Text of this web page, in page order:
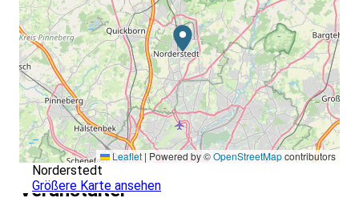
Leaflet | Powered by ©OpenStreetMapcontributors
Norderstedt
Größere Karte ansehen
Veranstalter